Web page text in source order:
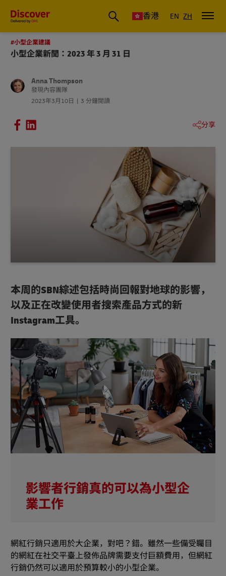
香港 EN ZH
#小型企業建議
小型企業新聞：2023 年 3 月 31 日
Anna Thompson
發現內容團隊
2023年3月10日
3 分鐘閱讀
分享
本周的SBN綜述包括時尚回報對地球的影響，
以及正在改變使用者搜索產品方式的新
Instagram工具。
影響者行銷真的可以為小型企
業工作
網紅行銷只適用於大企業，對吧？錯。雖然一些備受矚目
的網紅在社交平臺上發佈品牌需要支付巨額費用，但網紅
行銷仍然可以適用於預算較小的小型企業。